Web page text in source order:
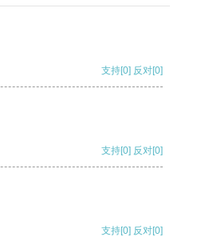
支持[0] 反对[0]
支持[0] 反对[0]
支持[0] 反对[0]